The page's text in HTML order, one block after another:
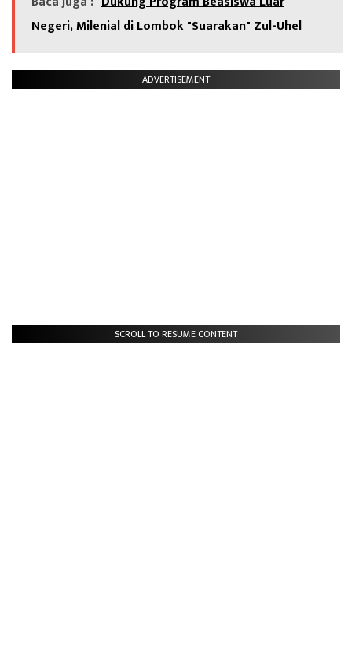
Negeri, Milenial di Lombok "Suarakan" Zul-Uhel
ADVERTISEMENT
SCROLL TO RESUME CONTENT